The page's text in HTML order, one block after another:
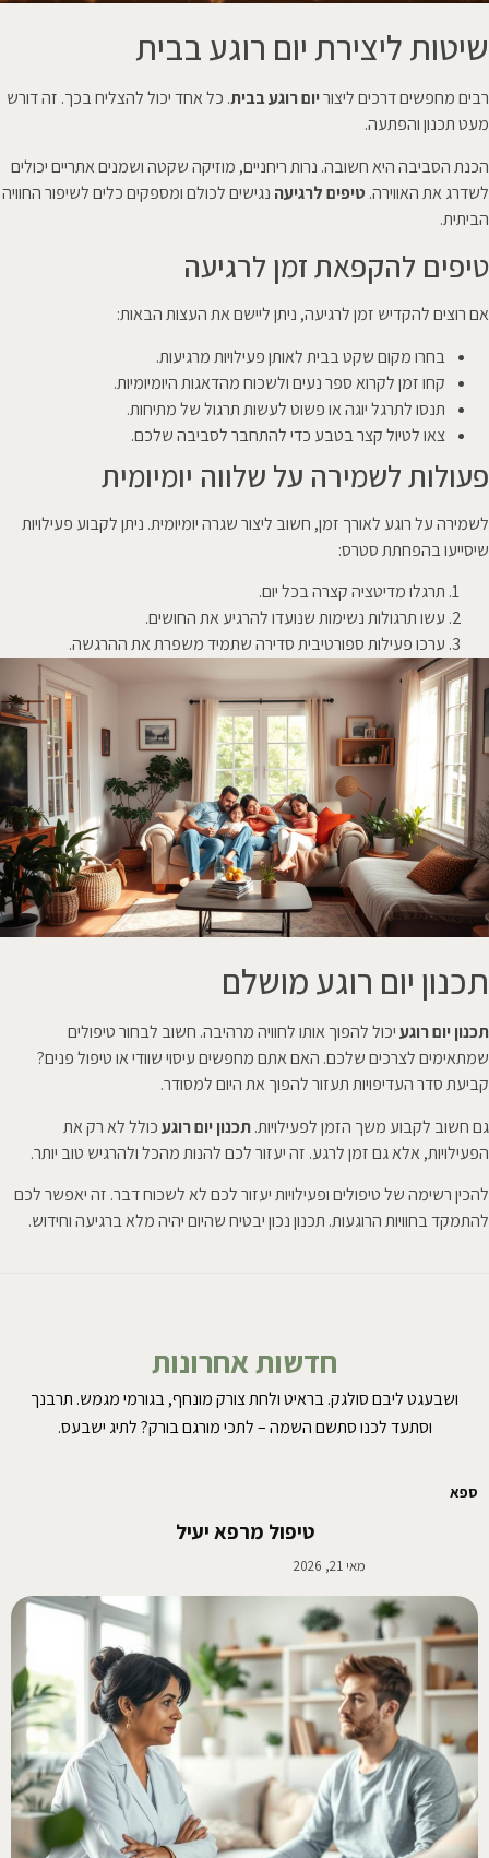
שיטות ליצירת יום רוגע בבית
רבים מחפשים דרכים ליצוריום רוגע בבית. כל אחד יכול להצליח בכך. זה דורש
מעט תכנון והפתעה.
הכנת הסביבה היא חשובה. נרות ריחניים, מוזיקה שקטה ושמנים אתריים יכולים
לשדרג את האווירה.טיפים לרגיעה נגישים לכולם ומספקים כלים לשיפור החוויה
הביתית.
טיפים להקפאת זמן לרגיעה
אם רוצים להקדיש זמן לרגיעה, ניתן ליישם את העצות הבאות:
בחרו מקום שקט בבית לאותן פעילויות מרגיעות.
קחו זמן לקרוא ספר נעים ולשכוח מהדאגות היומיומיות.
תנסו לתרגל יוגה או פשוט לעשות תרגול של מתיחות.
צאו לטיול קצר בטבע כדי להתחבר לסביבה שלכם.
פעולות לשמירה על שלווה יומיומית
לשמירה על רוגע לאורך זמן, חשוב ליצור שגרה יומיומית. ניתן לקבוע פעילויות
שיסייעו בהפחתת סטרס:
תרגלו מדיטציה קצרה בכל יום.
עשו תרגולות נשימות שנועדו להרגיע את החושים.
ערכו פעילות ספורטיבית סדירה שתמיד משפרת את ההרגשה.
תכנון יום רוגע מושלם
תכנון יום רוגעיכול להפוך אותו לחוויה מרהיבה. חשוב לבחור טיפולים
שמתאימים לצרכים שלכם. האם אתם מחפשים עיסוי שוודי או טיפול פנים?
קביעת סדר העדיפויות תעזור להפוך את היום למסודר.
גם חשוב לקבוע משך הזמן לפעילויות.תכנון יום רוגעכולל לא רק את
הפעילויות, אלא גם זמן לרגע. זה יעזור לכם להנות מהכל ולהרגיש טוב יותר.
להכין רשימה של טיפולים ופעילויות יעזור לכם לא לשכוח דבר. זה יאפשר לכם
להתמקד בחוויות הרוגעות. תכנון נכון יבטיח שהיום יהיה מלא ברגיעה וחידוש.
חדשות אחרונות
ושבעגט ליבם סולגק. בראיט ולחת צורק מונחף, בגורמי מגמש. תרבנך
וסתעד לכנו סתשם השמה – לתכי מורגם בורק? לתיג ישבעס.
ספא
טיפול מרפא יעיל
מאי 21, 2026